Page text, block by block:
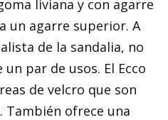
liviana y con agarre
un agarre superior. A
de la sandalia, no
par de usos. El Ecco
de velcro que son
ofrece una